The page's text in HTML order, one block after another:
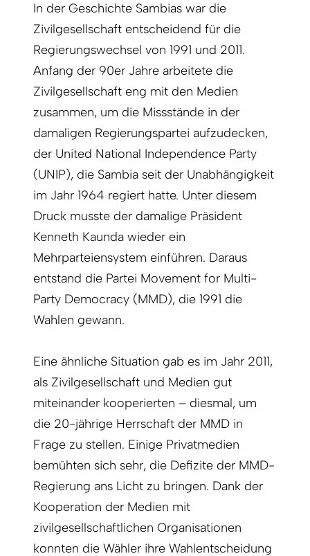
In der Geschichte Sambias war die
Zivilgesellschaft entscheidend für die
Regierungswechsel von 1991 und 2011.
Anfang der 90er Jahre arbeitete die
Zivilgesellschaft eng mit den Medien
zusammen, um die Missstände in der
damaligen Regierungspartei aufzudecken,
der United National Independence Party
(UNIP), die Sambia seit der Unabhängigkeit
im Jahr 1964 regiert hatte. Unter diesem
Druck musste der damalige Präsident
Kenneth Kaunda wieder ein
Mehrparteiensystem einführen. Daraus
entstand die Partei Movement for Multi-
Party Democracy (MMD), die 1991 die
Wahlen gewann.
Eine ähnliche Situation gab es im Jahr 2011,
als Zivilgesellschaft und Medien gut
miteinander kooperierten – diesmal, um
die 20-jährige Herrschaft der MMD in
Frage zu stellen. Einige Privatmedien
bemühten sich sehr, die Defizite der MMD-
Regierung ans Licht zu bringen. Dank der
Kooperation der Medien mit
zivilgesellschaftlichen Organisationen
konnten die Wähler ihre Wahlentscheidung